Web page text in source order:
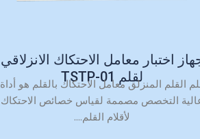
اختبار معامل الاحتكاك الانزلاقي
لقلم TSTP-01
القلم المنزلق معامل الاحتكاك بالقلم هو أداة
التخصص مصممة لقياس خصائص الاحتكاك
لأقلام القلم....